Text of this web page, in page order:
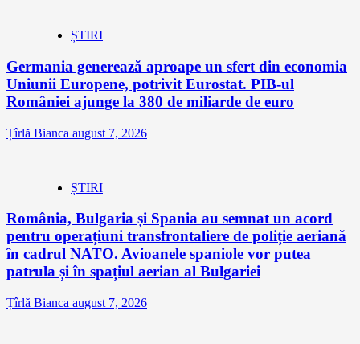
ȘTIRI
Germania generează aproape un sfert din economia
Uniunii Europene, potrivit Eurostat. PIB-ul
României ajunge la 380 de miliarde de euro
Țîrlă Bianca august 7, 2026
ȘTIRI
România, Bulgaria și Spania au semnat un acord
pentru operațiuni transfrontaliere de poliție aeriană
în cadrul NATO. Avioanele spaniole vor putea
patrula și în spațiul aerian al Bulgariei
Țîrlă Bianca august 7, 2026